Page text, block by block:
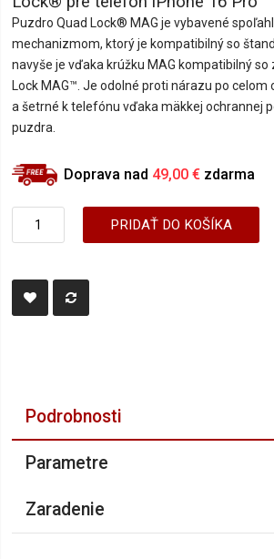
Puzdro Quad Lock® MAG je vybavené
mechanizmom, ktorý je kompatibilný so
navyše je vďaka krúžku MAG kompatibilný so
Lock MAG™. Je odolné proti nárazu po celom
a šetrné k telefónu vďaka mäkkej ochrannej
puzdra.
Doprava nad 49,00 € zdarma
PRIDAŤ DO KOŠÍKA
Podrobnosti
Parametre
Zaradenie